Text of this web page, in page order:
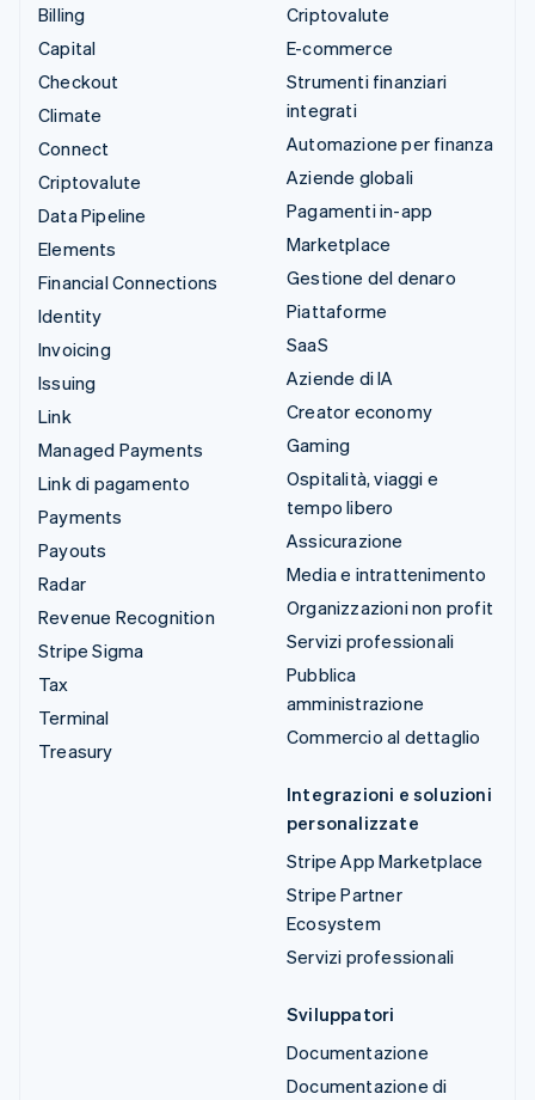
Billing
Capital
Checkout
Climate
Connect
Criptovalute
Data Pipeline
Elements
Financial Connections
Identity
Invoicing
Issuing
Link
Managed Payments
Link di pagamento
Payments
Payouts
Radar
Revenue Recognition
Stripe Sigma
Tax
Terminal
Treasury
Criptovalute
E-commerce
Strumenti finanziari
integrati
Automazione per finanza
Aziende globali
Pagamenti in-app
Marketplace
Gestione del denaro
Piattaforme
SaaS
Aziende di IA
Creator economy
Gaming
Ospitalità, viaggi e
tempo libero
Assicurazione
Media e intrattenimento
Organizzazioni non profit
Servizi professionali
Pubblica
amministrazione
Commercio al dettaglio
Integrazioni e soluzioni
personalizzate
Stripe App Marketplace
Stripe Partner
Ecosystem
Servizi professionali
Sviluppatori
Documentazione
Documentazione di